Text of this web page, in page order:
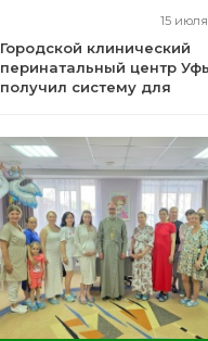
15
Городской клинический
перинатальный центр
получил систему для